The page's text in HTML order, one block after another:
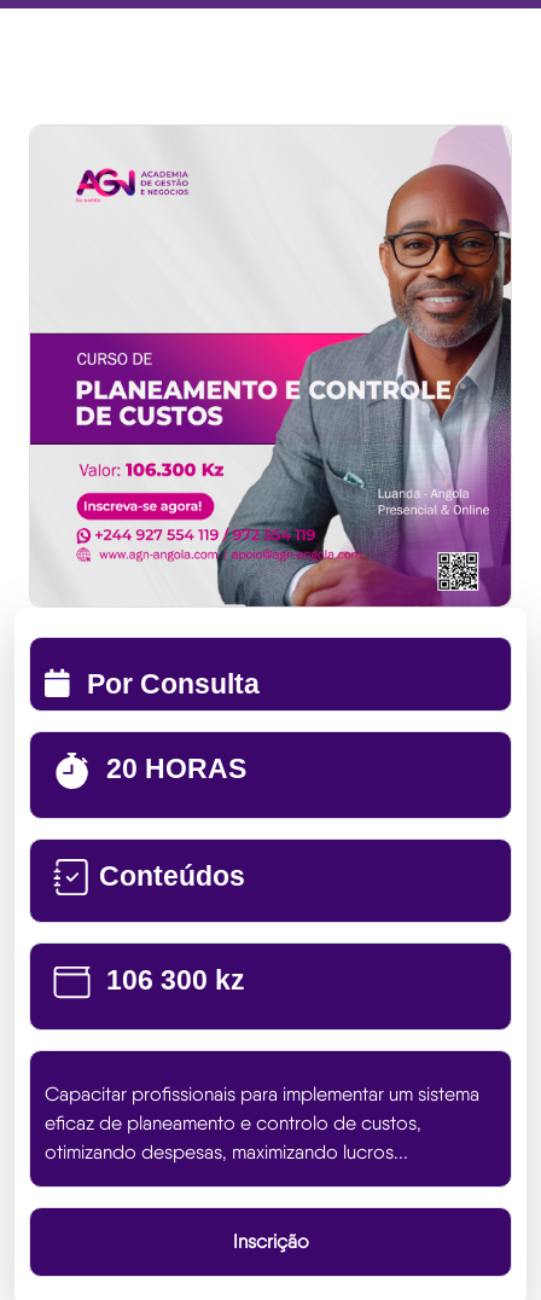
Por Consulta
20 HORAS
Conteúdos
106 300 kz
Capacitar profissionais para implementar um sistema
eficaz de planeamento e controlo de custos,
otimizando despesas, maximizando lucros...
Inscrição